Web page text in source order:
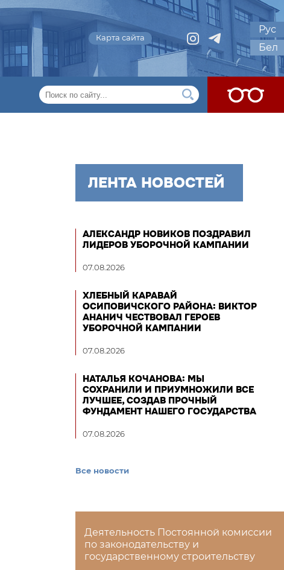
Карта сайта
Рус
Бел
ЛЕНТА НОВОСТЕЙ
АЛЕКСАНДР НОВИКОВ ПОЗДРАВИЛ
ЛИДЕРОВ УБОРОЧНОЙ КАМПАНИИ
07.08.2026
ХЛЕБНЫЙ КАРАВАЙ
ОСИПОВИЧСКОГО РАЙОНА: ВИКТОР
АНАНИЧ ЧЕСТВОВАЛ ГЕРОЕВ
УБОРОЧНОЙ КАМПАНИИ
07.08.2026
НАТАЛЬЯ КОЧАНОВА: МЫ
СОХРАНИЛИ И ПРИУМНОЖИЛИ ВСЕ
ЛУЧШЕЕ, СОЗДАВ ПРОЧНЫЙ
ФУНДАМЕНТ НАШЕГО ГОСУДАРСТВА
07.08.2026
Все новости
Деятельность Постоянной комиссии
по законодательству и
государственному строительству